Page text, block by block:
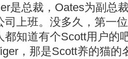
是总裁，Oates为副总
司上班。没多久，第一
都知道有个Scott用户的
，那是Scott养的猫